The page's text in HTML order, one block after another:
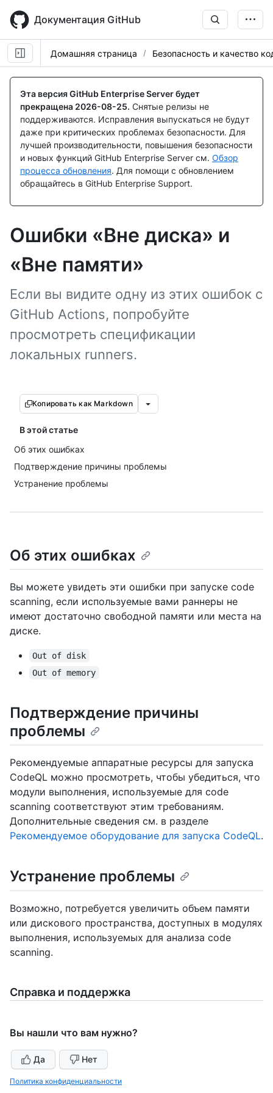
main
content
Документация GitHub
Домашняя страница Безопасность и качество
Эта версия GitHub Enterprise Server будет
прекращена 2026-08-25. Снятые релизы не
поддерживаются. Исправления выпускаться не будут
даже при критических проблемах безопасности. Для
лучшей производительности, повышения безопасности
и новых функций GitHub Enterprise Server см. Обзор
процесса обновления. Для помощи с обновлением
обращайтесь в GitHub Enterprise Support.
Ошибки «Вне диска» и
«Вне памяти»
Если вы видите одну из этих ошибок с
GitHub Actions, попробуйте
просмотреть спецификации
локальных runners.
Копировать как Markdown
В этой статье
Об этих ошибках
Подтверждение причины проблемы
Устранение проблемы
Об этих ошибках
Вы можете увидеть эти ошибки при запуске code
scanning, если используемые вами раннеры не
имеют достаточно свободной памяти или места на
диске.
Out of disk
Out of memory
Подтверждение причины
проблемы
Рекомендуемые аппаратные ресурсы для запуска
CodeQL можно просмотреть, чтобы убедиться, что
модули выполнения, используемые для code
scanning соответствуют этим требованиям.
Дополнительные сведения см. в разделе
Рекомендуемое оборудование для запуска CodeQL.
Устранение проблемы
Возможно, потребуется увеличить объем памяти
или дискового пространства, доступных в модулях
выполнения, используемых для анализа code
scanning.
Справка и поддержка
Вы нашли что вам нужно?
Да Нет
Политика конфиденциальности